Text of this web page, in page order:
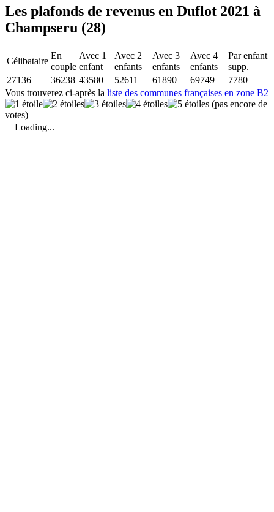
Les plafonds de revenus en Duflot 2021 à
Champseru (28)
Célibataire
En
couple
Avec 1
enfant
Avec 2
enfants
Avec 3
enfants
Avec 4
enfants
Par enfant
supp.
27136
36238 43580 52611 61890 69749
7780
Vous trouverez ci-après la liste des communes françaises en zone B2
(pas encore de
votes)
Loading...